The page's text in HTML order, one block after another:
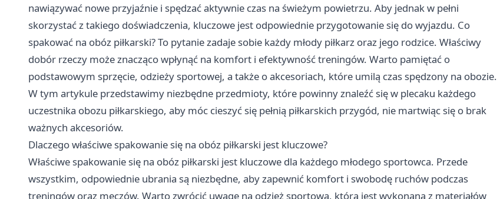
nawiązywać nowe przyjaźnie i spędzać aktywnie czas na świeżym powietrzu. Aby jednak w pełni
skorzystać z takiego doświadczenia, kluczowe jest odpowiednie przygotowanie się do wyjazdu. Co
spakować na obóz piłkarski? To pytanie zadaje sobie każdy młody piłkarz oraz jego rodzice. Właściwy
dobór rzeczy może znacząco wpłynąć na komfort i efektywność treningów. Warto pamiętać o
podstawowym sprzęcie, odzieży sportowej, a także o akcesoriach, które umilą czas spędzony na obozie.
W tym artykule przedstawimy niezbędne przedmioty, które powinny znaleźć się w plecaku każdego
uczestnika obozu piłkarskiego, aby móc cieszyć się pełnią piłkarskich przygód, nie martwiąc się o brak
ważnych akcesoriów.
Dlaczego właściwe spakowanie się na obóz piłkarski jest kluczowe?
Właściwe spakowanie się na obóz piłkarski jest kluczowe dla każdego młodego sportowca. Przede
wszystkim, odpowiednie ubrania są niezbędne, aby zapewnić komfort i swobodę ruchów podczas
treningów oraz meczów. Warto zwrócić uwagę na odzież sportową, która jest wykonana z materiałów